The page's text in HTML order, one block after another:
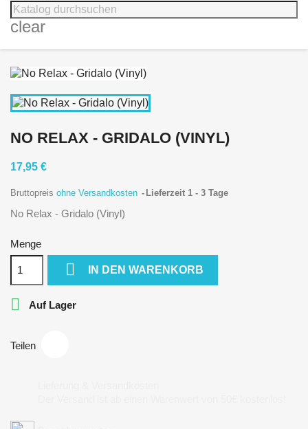
clear
NO RELAX - GRIDALO (VINYL)
17,95 €
Bruttopreis ohne Versandkosten Lieferzeit 1 - 3 Tage
No Relax - Gridalo (Vinyl)
Menge
 IN DEN WARENKORB
 Auf Lager
Teilen